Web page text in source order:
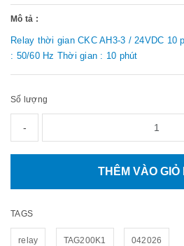
Mô tả :
Relay thời gian CKC AH3-3 / 24VDC 10
: 50/60 Hz Thời gian : 10 phút
Số lượng
-
THÊM VÀO GIỎ
TAGS
relay TAG200K1 042026